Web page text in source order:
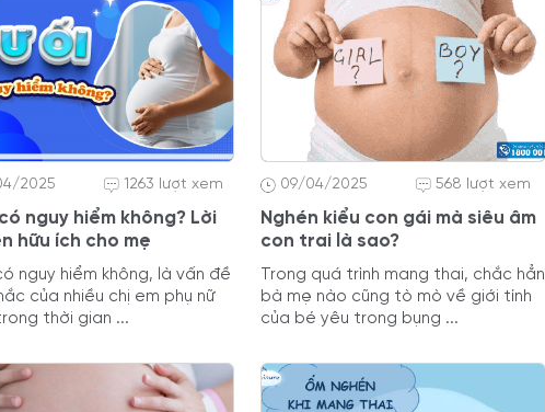
2025 1263 lượt xem
nguy hiểm không? Lời
hữu ích cho mẹ
nguy hiểm không, là vấn đề
của nhiều chị em phụ nữ
thời gian ...
09/04/2025 568 lượt xem
Nghén kiểu con gái mà siêu âm
con trai là sao?
Trong quá trình mang thai, chắc hẳn
bà mẹ nào cũng tò mò về giới tính
của bé yêu trong bụng ...